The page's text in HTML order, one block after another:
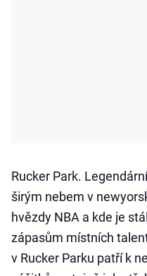
Rucker Park.
širým nebem v
hvězdy NBA a kde je
zápasům místních
v Rucker Parku patří k